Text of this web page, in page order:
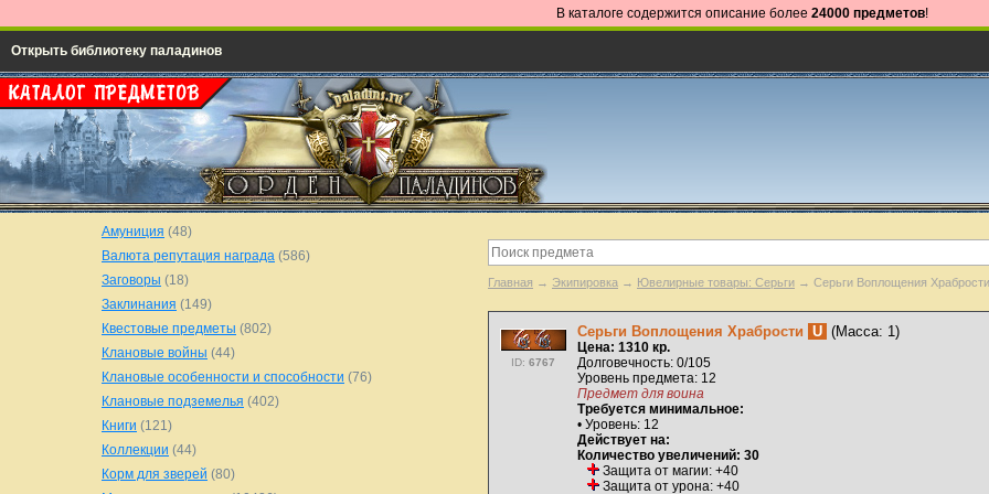
В каталоге содержится описание более 24000 предметов!
Открыть библиотеку паладинов
Главная → Экипировка → Ювелирные товары: Серьги → Серьги Воплощения Храбрости
ID: 6767
Серьги Воплощения Храбрости U (Масса: 1)
Цена: 1310 кр.
Долговечность: 0/105
Уровень предмета: 12
Предмет для воина
Требуется минимальное:
• Уровень: 12
Действует на:
Количество увеличений: 30
Защита от магии: +40
Защита от урона: +40
Амуниция (48)
Валюта репутация награда (586)
Заговоры (18)
Заклинания (149)
Квестовые предметы (802)
Клановые войны (44)
Клановые особенности и способности (76)
Клановые подземелья (402)
Книги (121)
Коллекции (44)
Корм для зверей (80)